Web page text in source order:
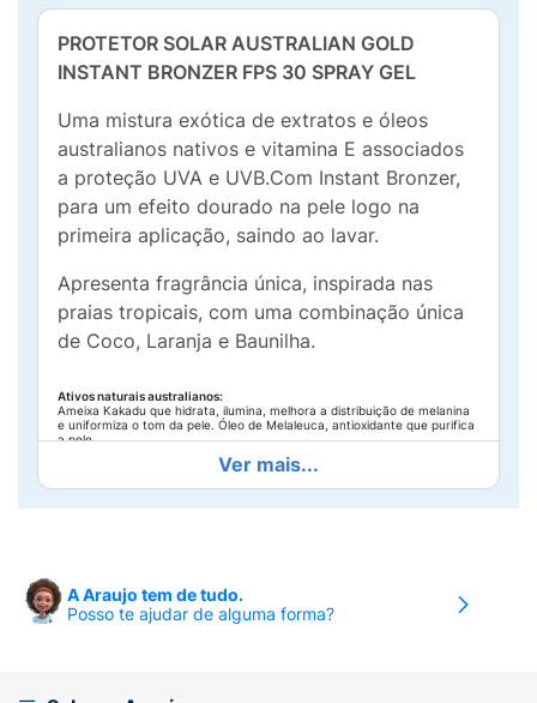
PROTETOR SOLAR AUSTRALIAN GOLD
INSTANT BRONZER FPS 30 SPRAY GEL
Uma mistura exótica de extratos e óleos
australianos nativos e vitamina E associados
a proteção UVA e UVB.Com Instant Bronzer,
para um efeito dourado na pele logo na
primeira aplicação, saindo ao lavar.
Apresenta fragrância única, inspirada nas
praias tropicais, com uma combinação única
de Coco, Laranja e Baunilha.
Ativos naturais australianos:
Ameixa Kakadu que hidrata, ilumina, melhora a distribuição de melanina
e uniformiza o tom da pele. Óleo de Melaleuca, antioxidante que purifica
a pele.
Óleo de semente de girassol, óleo do fruto da oliveira
usar.Aplique generosamente e uniformemente
nas áreas expostas ao sol, lave as mãos
Ver mais...
A Araujo tem de tudo.
Posso te ajudar de alguma forma?